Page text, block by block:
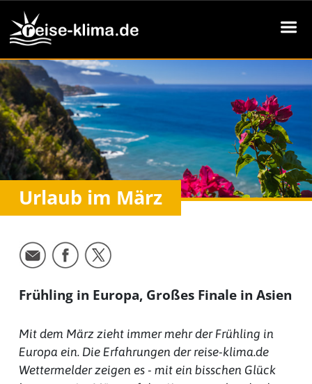
Urlaub im März
Frühling in Europa, Großes Finale in Asien
Mit dem März zieht immer mehr der Frühling in
Europa ein. Die Erfahrungen der reise-klima.de
Wettermelder zeigen es - mit ein bisschen Glück